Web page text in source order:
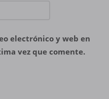
electrónico y web en
vez que comente.